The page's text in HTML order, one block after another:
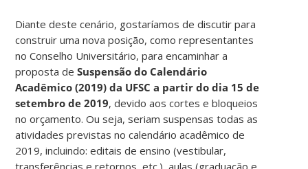
Diante deste cenário, gostaríamos de discutir para
construir uma nova posição, como representantes
no Conselho Universitário, para encaminhar a
proposta deSuspensão do Calendário
Acadêmico (2019) da UFSC a partir do dia 15 de
setembro de 2019, devido aos cortes e bloqueios
no orçamento. Ou seja, seriam suspensas todas as
atividades previstas no calendário acadêmico de
2019, incluindo: editais de ensino (vestibular,
transferências e retornos, etc.), aulas (graduação e